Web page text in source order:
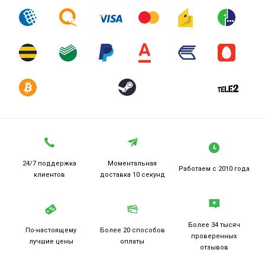
24/7 поддержка
клиентов
Моментальная
доставка 10 секунд
Работаем с 2010 года
По-настоящему
лучшие цены
Более 20 способов
оплаты
Более 34 тысяч
проверенных
отзывов